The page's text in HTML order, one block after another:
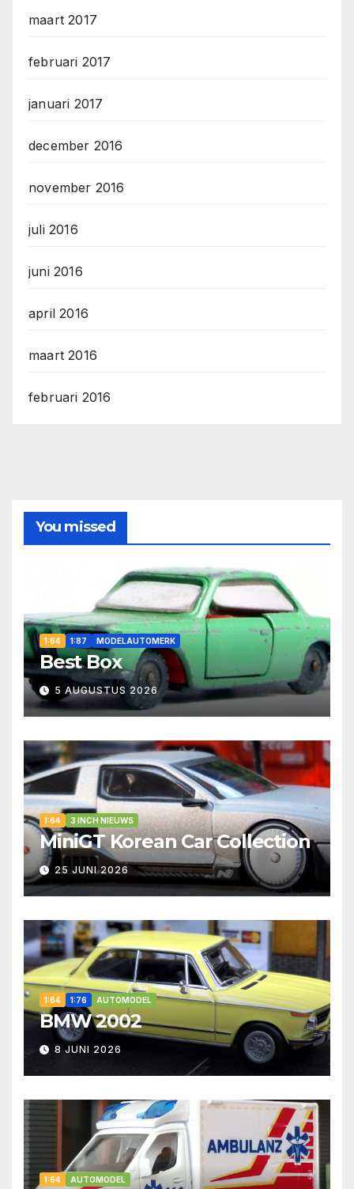
maart 2017
februari 2017
januari 2017
december 2016
november 2016
juli 2016
juni 2016
april 2016
maart 2016
februari 2016
You missed
1:64 1:87 MODELAUTOMERK
Best Box
5 AUGUSTUS 2026
1:64 3 INCH NIEUWS
MiniGT Korean Car Collection
25 JUNI 2026
1:64 1:76 AUTOMODEL
BMW 2002
8 JUNI 2026
1:64 AUTOMODEL